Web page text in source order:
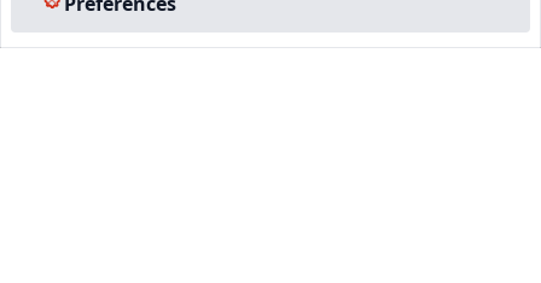
Formations
Nous rejoindre